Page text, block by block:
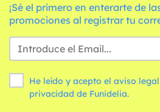
¡Sé el primero en enterarte de
promociones al registrar tu
He leído y acepto el aviso
privacidad de Funidelia.